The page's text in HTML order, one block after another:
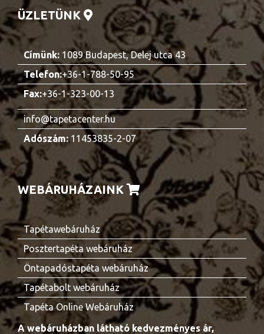
ÜZLETÜNK
Címünk: 1089 Budapest, Delej utca 43
Telefon:+36-1-788-50-95
Fax:+36-1-323-00-13
info@tapetacenter.hu
Adószám:11453835-2-07
WEBÁRUHÁZAINK
Tapétawebáruház
Posztertapéta webáruház
Öntapadóstapéta webáruház
Tapétabolt webáruház
Tapéta Online Webáruház
A webáruházban látható kedvezményes ár,